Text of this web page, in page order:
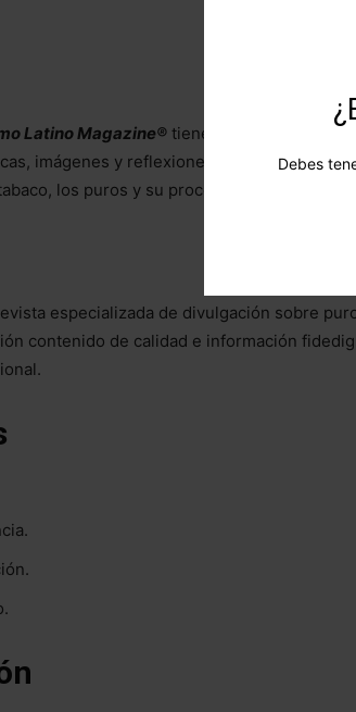
Debes
Latino Magazine®️ tiene como misión
imágenes y reflexiones a través de
los puros y su proceso de elaboración
especializada de divulgación sobre
contenido de calidad e información